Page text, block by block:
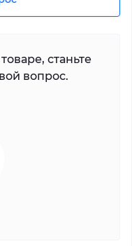
станьте
вопрос.